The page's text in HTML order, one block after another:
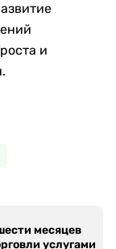
и
месяцев
услугами